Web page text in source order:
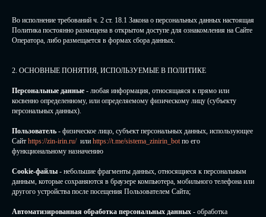
Во исполнение требований ч. 2 ст. 18.1 Закона о персональных данных настоящая
Политика постоянно размещена в открытом доступе для ознакомления на Сайте
Оператора, либо размещается в формах сбора данных.
2. ОСНОВНЫЕ ПОНЯТИЯ, ИСПОЛЬЗУЕМЫЕ В ПОЛИТИКЕ
Персональные данные - любая информация, относящаяся к прямо или
косвенно определенному, или определяемому физическому лицу (субъекту
персональных данных).
Пользователь - физическое лицо, субъект персональных данных, использующее
Сайт https://zin-irin.ru/или https://t.me/sistema_zinirin_botпо его
функциональному назначению
Cookie-файлы - небольшие фрагменты данных, относящиеся к персональным
данным, которые сохраняются в браузере компьютера, мобильного телефона или
другого устройства после посещения Пользователем Сайта;
Автоматизированная обработка персональных данных - обработка